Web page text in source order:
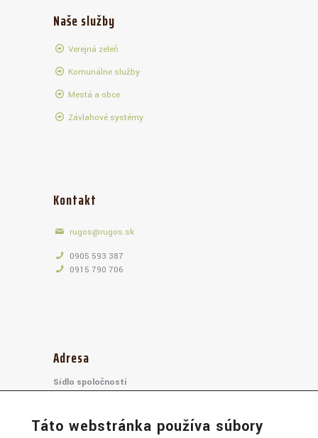
Naše služby
Verejná zeleň
Komunálne služby
Mestá a obce
Závlahové systémy
Kontakt
rugos@rugos.sk
0905 593 387
0915 790 706
Adresa
Sídlo spoločnosti
917 01, Trnava
Táto webstránka používa súbory